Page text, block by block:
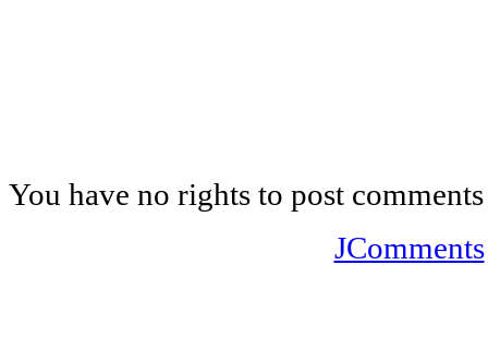
You have no rights to post comments
JComments